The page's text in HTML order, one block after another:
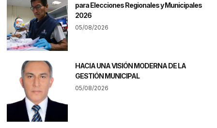
para Elecciones Regionales y Municipales
2026
05/08/2026
HACIA UNA VISIÓN MODERNA DE LA
GESTIÓN MUNICIPAL
05/08/2026